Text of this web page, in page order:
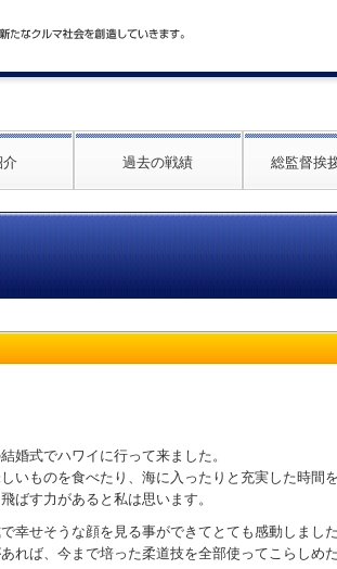
介 過去の戦績 総監督挨
婚式でハワイに行って来ました。
いものを食べたり、海に入ったりと充実した時間
ばす力があると私は思います。
幸せそうな顔を見る事ができてとても感動しました
れば、今まで培った柔道技を全部使ってこらしめ